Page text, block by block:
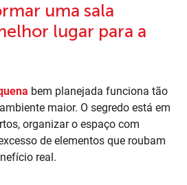
uma sala
lugar para a
bem planejada funciona tão
maior. O segredo está em
organizar o espaço com
de elementos que roubam
real.